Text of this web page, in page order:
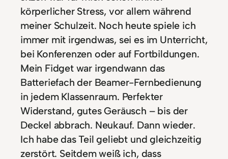
körperlicher Stress, vor allem während
meiner Schulzeit. Noch heute spiele ich
immer mit irgendwas, sei es im Unterricht,
bei Konferenzen oder auf Fortbildungen.
Mein Fidget war irgendwann das
Batteriefach der Beamer-Fernbedienung
in jedem Klassenraum. Perfekter
Widerstand, gutes Geräusch – bis der
Deckel abbrach. Neukauf. Dann wieder.
Ich habe das Teil geliebt und gleichzeitig
zerstört. Seitdem weiß ich, dass